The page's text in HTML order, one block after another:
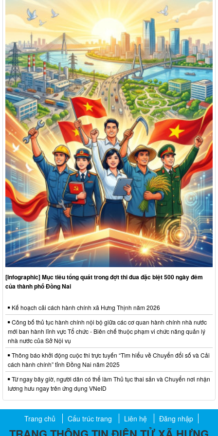
12/NQ-HĐND
Nghị quyết về chương trình giám sát của Hội đồng nhân dân
xã Hưng Thịnh năm 2026
Thời gian đăng: 09/06/2026
lượt xem: 94 | lượt tải:39
1277/QĐ-UBND
Quyết định về việc phê chuẩn kết quả bầu Chủ tịch, các Phó
Chủ tịch Ủy ban nhân dân xã Hưng Thịnh khóa VII, nhiệm kỳ
2026 - 2031
Thời gian đăng: 13/04/2026
lượt xem: 296 | lượt tải:55
01/NQ-HĐND
Nghị quyết về việc xác nhận kết quả bầu Chủ tịch Hội đồng
nhân dân xã Hưng Thịnh khóa VII, nhiệm kỳ 2026-2031
Thời gian đăng: 17/04/2026
lượt xem: 258 | lượt tải:51
[Infographic] Mục tiêu tổng quát trong đợt thi đua đặc biệt 500 ngày đêm
của thành phố Đồng Nai
Kế hoạch cải cách hành chính xã Hưng Thịnh năm 2026
Công bố thủ tục hành chính nội bộ giữa các cơ quan hành chính nhà nước
mới ban hành lĩnh vực Tổ chức - Biên chế thuộc phạm vi chức năng quản lý
nhà nước của Sở Nội vụ
Thông báo khởi động cuộc thi trực tuyến “Tìm hiểu về Chuyển đổi số và Cải
cách hành chính” tỉnh Đồng Nai năm 2025
Từ ngay bây giờ, người dân có thể làm Thủ tục thai sản và Chuyển nơi nhận
lương hưu ngay trên ứng dụng VNeID
Trang chủ Cấu trúc trang Liên hệ Đăng nhập